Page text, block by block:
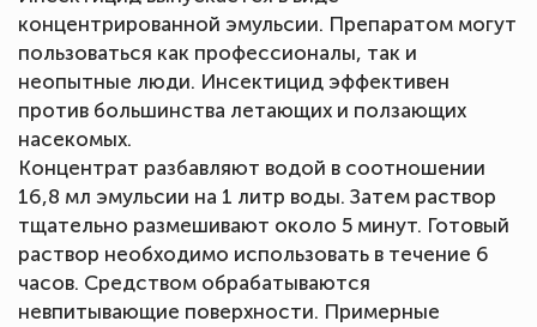
концентрированной эмульсии. Препаратом могут
пользоваться как профессионалы, так и
неопытные люди. Инсектицид эффективен
против большинства летающих и ползающих
насекомых.
Концентрат разбавляют водой в соотношении
16,8 мл эмульсии на 1 литр воды. Затем раствор
тщательно размешивают около 5 минут. Готовый
раствор необходимо использовать в течение 6
часов. Средством обрабатываются
невпитывающие поверхности. Примерные